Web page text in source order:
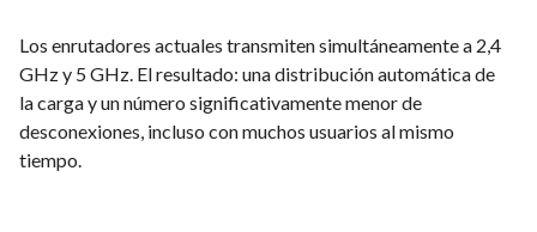
Los enrutadores actuales transmiten simultáneamente a 2,4
GHz y 5 GHz. El resultado: una distribución automática de
la carga y un número significativamente menor de
desconexiones, incluso con muchos usuarios al mismo
tiempo.